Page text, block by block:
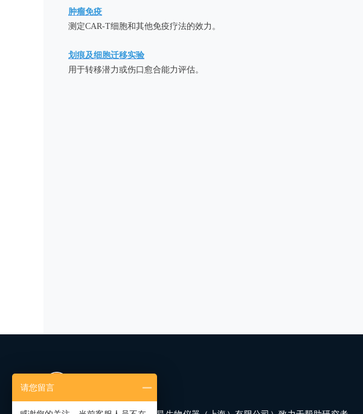
肿瘤免疫
测定CAR-T细胞和其他免疫疗法的效力。
划痕及细胞迁移实验
用于转移潜力或伤口愈合能力评估。
请您留言